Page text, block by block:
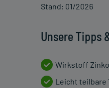
Stand: 01/2026
Unsere Tipps
Wirkstoff
Leicht teilbare